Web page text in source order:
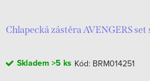
Chlapecká zástěra AVENGERS
Skladem >5 ks Kód: BRM014251